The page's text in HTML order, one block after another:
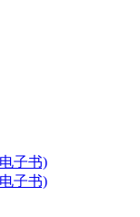
子书)
子书)